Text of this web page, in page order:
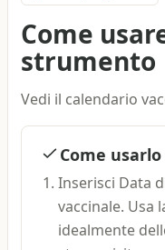
Come
strumento
Vedi il calendario
Come usarlo
Inserisci Data
vaccinale. Usa
idealmente